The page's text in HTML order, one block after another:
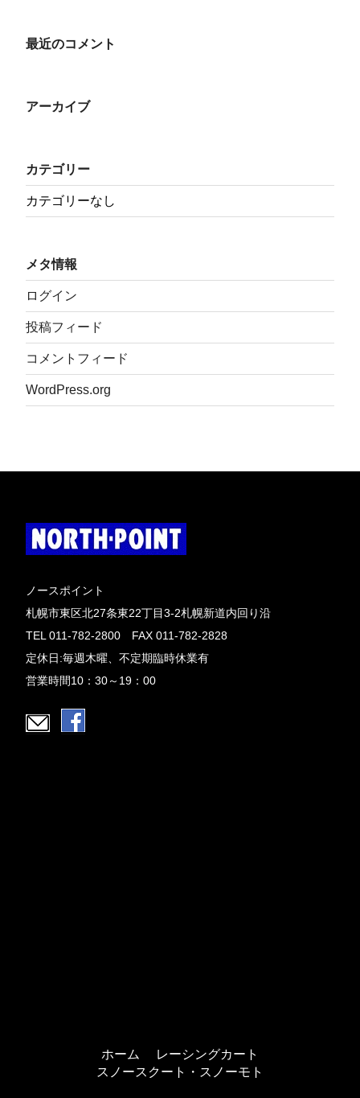
最近のコメント
アーカイブ
カテゴリー
カテゴリーなし
メタ情報
ログイン
投稿フィード
コメントフィード
WordPress.org
ノースポイント
札幌市東区北27条東22丁目3-2札幌新道内回り沿
TEL 011-782-2800 FAX 011-782-2828
定休日:毎週木曜、不定期臨時休業有
営業時間10：30～19：00
ホーム
レーシングカート
スノースクート・スノーモト